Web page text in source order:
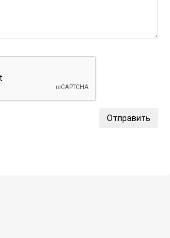
Отправить